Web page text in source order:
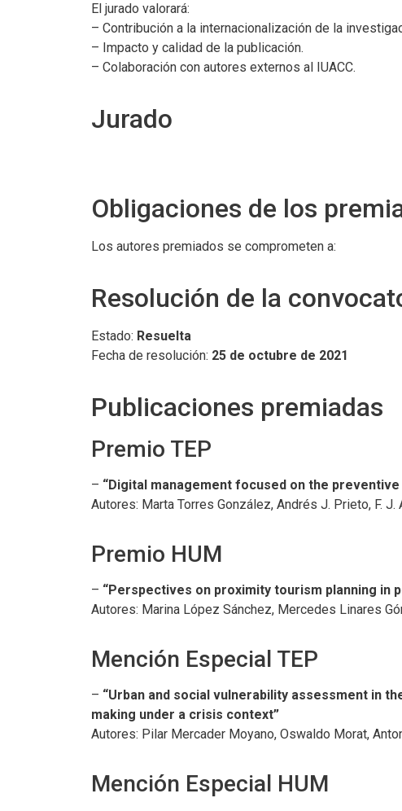
El jurado valorará:
– Contribución a la internacionalización de la
– Impacto y calidad de la publicación.
– Colaboración con autores externos al IUACC.
Jurado
Obligaciones de los
Los autores premiados se comprometen a:
Resolución de la
Estado: Resuelta
Fecha de resolución: 25 de octubre de 2021
Publicaciones premiadas
Premio TEP
– “Digital management focused on the
Autores: Marta Torres González, Andrés J. Prieto, F.
Premio HUM
– “Perspectives on proximity tourism planning in
Autores: Marina López Sánchez, Mercedes Linares
Mención Especial TEP
– “Urban and social vulnerability assessment in
making under a crisis context”
Autores: Pilar Mercader Moyano, Oswaldo Morat,
Mención Especial HUM